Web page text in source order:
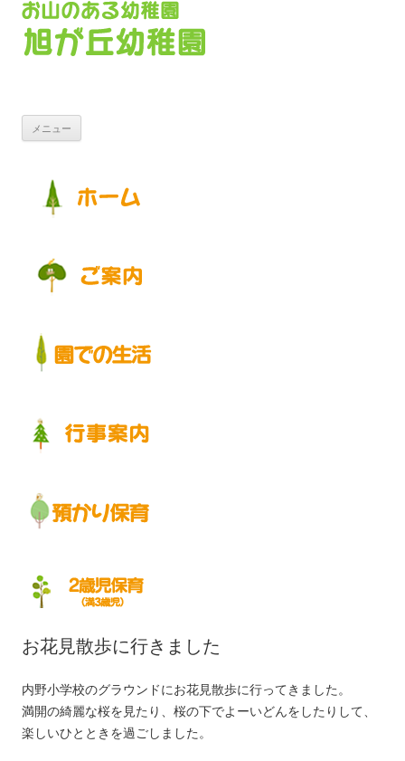
メニュー
お花見散歩に行きました
内野小学校のグラウンドにお花見散歩に行ってきました。
満開の綺麗な桜を見たり、桜の下でよーいどんをしたりして、
楽しいひとときを過ごしました。